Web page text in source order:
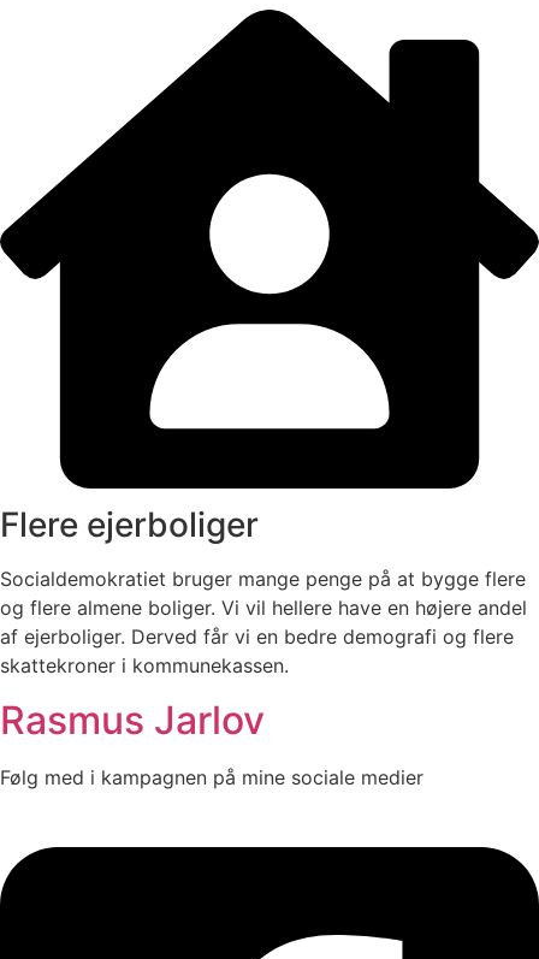
Flere ejerboliger
Socialdemokratiet bruger mange penge på at bygge flere
og flere almene boliger. Vi vil hellere have en højere andel
af ejerboliger. Derved får vi en bedre demografi og flere
skattekroner i kommunekassen.
Rasmus Jarlov
Følg med i kampagnen på mine sociale medier